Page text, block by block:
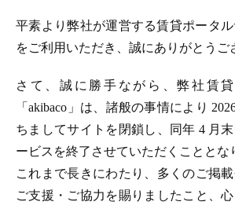
平素より弊社が運営する賃貸ポータル
をご利用いただき、誠にありがとうご
さて、誠に勝手ながら、弊社賃
「akibaco」は、諸般の事情により
ちましてサイトを閉鎖し、同年 4 月
ービスを終了させていただくこととな
これまで長きにわたり、多くのご掲
ご支援・ご協力を賜りましたこと、